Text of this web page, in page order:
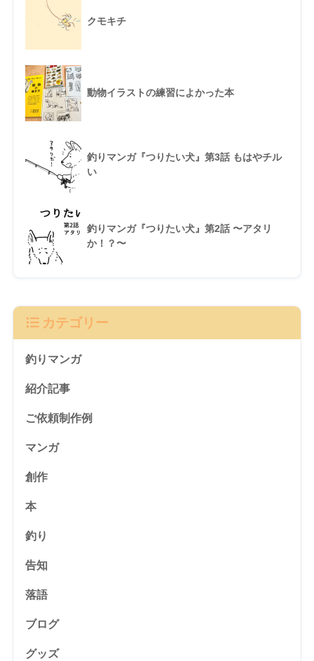
クモキチ
動物イラストの練習によかった本
釣りマンガ『つりたい犬』第3話 もはやチル
い
釣りマンガ『つりたい犬』第2話 〜アタリ
か！？〜
カテゴリー
釣りマンガ
紹介記事
ご依頼制作例
マンガ
創作
本
釣り
告知
落語
ブログ
グッズ